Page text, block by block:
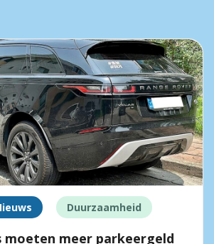
Duurzaamheid
moeten meer parkeergeld